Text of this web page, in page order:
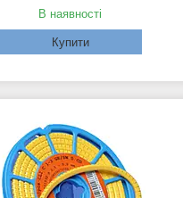
В наявності
Купити